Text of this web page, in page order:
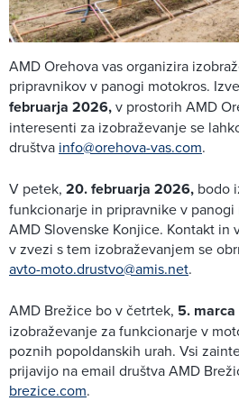
AMD Orehova vas organizira
pripravnikov v panogi motokros.
februarja 2026,v prostorih AMD
interesenti za izobraževanje se
društva info@orehova-vas.com.
V petek, 20. februarja 2026, bodo
funkcionarje in pripravnike v
AMD Slovenske Konjice. Kontakt in
v zvezi s tem izobraževanjem se
avto-moto.drustvo@amis.net.
AMD Brežice bo v četrtek, 5.
izobraževanje za funkcionarje v
poznih popoldanskih urah. Vsi
prijavijo na email društva AMD
brezice.com.